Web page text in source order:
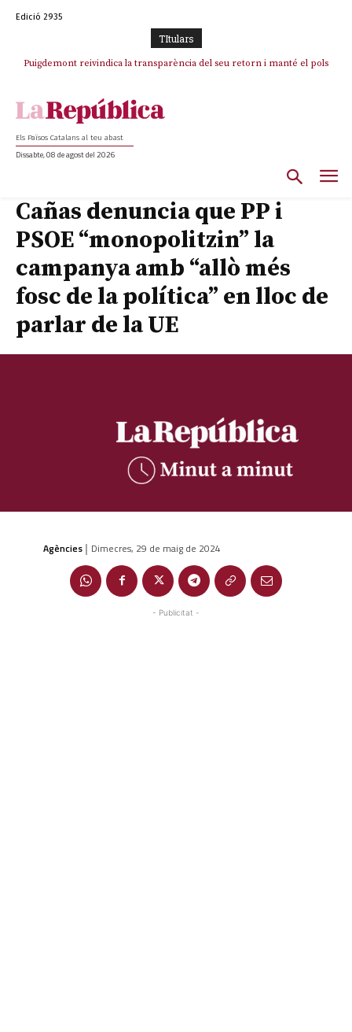
Edició 2935
TItulars
Puigdemont reivindica la transparència del seu retorn i manté el pols
Els Països Catalans al teu abast
Dissabte, 08 de agost del 2026
Cañas denuncia que PP i
PSOE “monopolitzin” la
campanya amb “allò més
fosc de la política” en lloc de
parlar de la UE
Agències | Dimecres, 29 de maig de 2024
- Publicitat -